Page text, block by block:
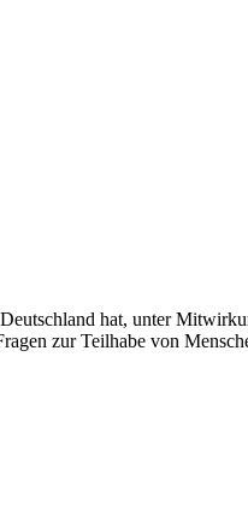
hat, unter
zur Teilhabe von